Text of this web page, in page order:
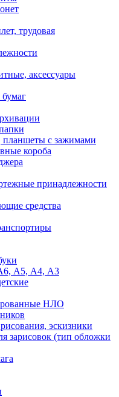
трудовая
аксессуары
с зажимами
короба
принадлежности
средства
А5, А4, А3
НЛО
эскизники
зарисовок (тип обложки